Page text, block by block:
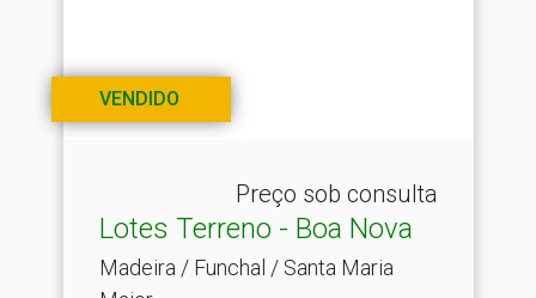
VENDIDO
Preço sob consulta
Lotes Terreno - Boa Nova
Madeira / Funchal / Santa Maria